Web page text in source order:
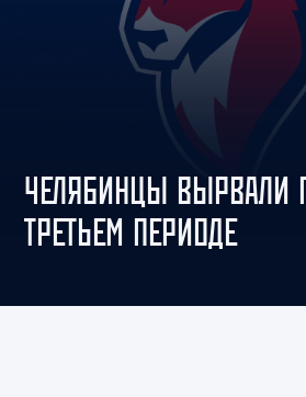
ЧЕЛЯБИНЦЫ ВЫРВАЛИ
ТРЕТЬЕМ ПЕРИОДЕ